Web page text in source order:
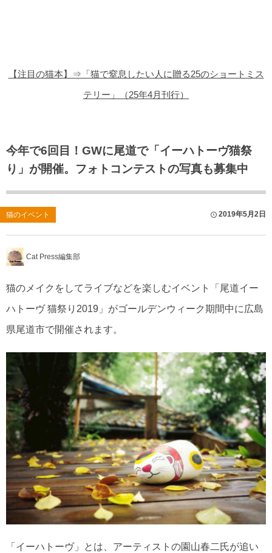
【注目の猫本】⇒「猫で窒息したい人に贈る25のショートミス
テリー」（25年4月刊行）
今年で6回目！GWに尾道で「イーハトーヴ猫祭
り」が開催。フォトコンテストの写真も募集中
猫のイベント 2019年5月2日
Cat Press編集部
猫のメイクをしてライブなどを楽しむイベント「尾道イー
ハトーヴ 猫祭り2019」がゴールデンウィーク期間中に広島
県尾道市で開催されます。
「イーハトーヴ」とは、アーティストの園山春二氏が追い
猫のゲーム・アプリ
猫のフリー写真素材